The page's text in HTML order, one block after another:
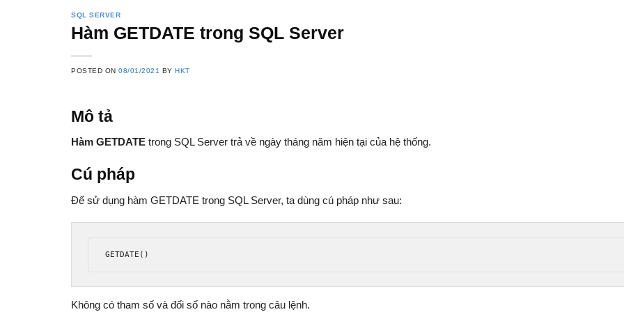
SQL SERVER
Hàm GETDATE trong SQL Server
POSTED ON08/01/2021 BYHKT
Mô tả
Hàm GETDATE trong SQL Server trả về ngày tháng năm hiện tại của hệ thống.
Cú pháp
Để sử dụng hàm GETDATE trong SQL Server, ta dùng cú pháp như sau:
GETDATE ()
Không có tham số và đối số nào nằm trong câu lệnh.